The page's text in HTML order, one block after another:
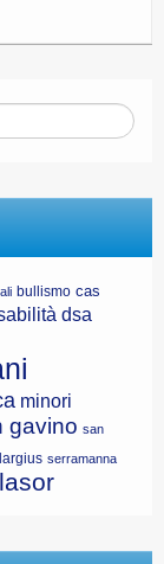
bullismo cas
dsa
minori
gavino san
serramanna